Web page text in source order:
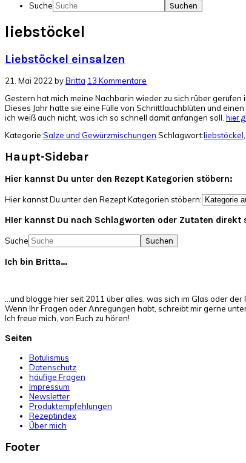
Suche
liebstöckel
Liebstöckel einsalzen
21. Mai 2022 byBritta 13 Kommentare
Gestern hat mich meine Nachbarin wieder zu sich rüber
Dieses Jahr hatte sie eine Fülle von Schnittlauchblüten und
ich weiß auch nicht, was ich so schnell damit anfangen soll. hier
Kategorie:Salze und Gewürzmischungen Schlagwort:liebstöckel
Haupt-Sidebar
Hier kannst Du unter den Rezept Kategorien stöbern:
Hier kannst Du unter den Rezept Kategorien stöbern:
HIer kannst Du nach Schlagworten oder Zutaten direkt
Suche
Ich bin Britta…
…und blogge hier seit 2011 über alles, was sich im Glas oder der
Wenn Ihr Fragen oder Anregungen habt, schreibt mir gerne
Ich freue mich, von Euch zu hören!
Seiten
Botulismus
Datenschutz
häufige Fragen
Impressum
Newsletter
Produktempfehlungen
Rezeptindex
Über mich
Footer